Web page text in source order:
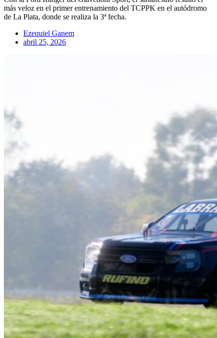
más veloz en el primer entrenamiento del TCPPK en el autódromo
de La Plata, donde se realiza la 3ª fecha.
Ezequiel Ganem
abril 25, 2026